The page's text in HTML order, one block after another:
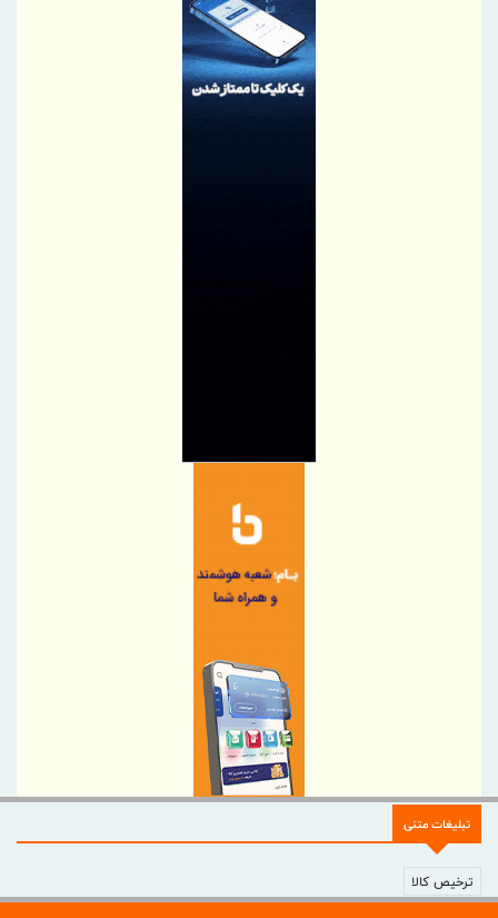
استراتژی اعطای امتیاز خاص جذب سرمایه‌های انسانی بومی در آزمون
استخدامی اخیر را تشریح نمود
گامی بلند به سوی آینده؛ تأسیس «واحد آموزش هوشمند» در منطقه
آزاد تجاری-صنعتی دوغارون برای توانمندسازی کارکنان و مردم
نایب‌رئیس اتاق ایران راهی باکو شد
پرداخت خسارت ۵۰۰ میلیارد تومانی بیمه رازی به شرکت هواپیمایی
بیمه پارسیان، همراه زائران اربعین با پوشش های بیمه های مسئولیت
برگزاری چهارمین نشست هم اندیشی مدیران بیمه البرز با رؤسای تشکل
وقتی «عملکرد» از راز ثروت پنهان آسیا رونمایی می کند
دیدار مدیر هماهنگی مناطق ویژه اقتصادی کشور با مدیرعامل شهر
صنعتی کاوه
بسیج ظرفیت‌های منطقه آزاد دوغارون برای تکریم زائران حسینی
تردد در شلمچه از مرز یک و نیم میلیون زائر گذشت
سازمان منطقه آزاد اروند با بسیج همه ظرفیت‌ها، شلمچه را برای
تبلیغات متنی
ترخیص کالا